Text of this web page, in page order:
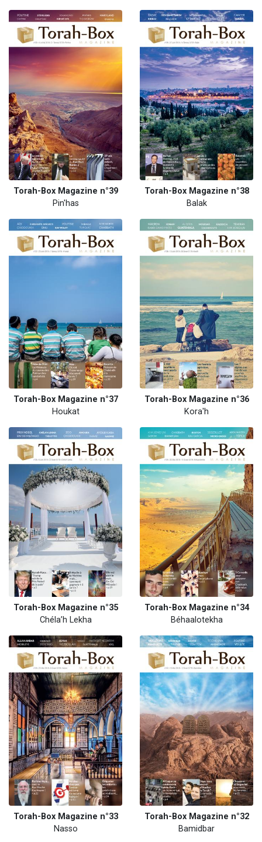
Torah-Box Magazine n°39
Pin'has
Torah-Box Magazine n°38
Balak
Torah-Box Magazine n°37
Houkat
Torah-Box Magazine n°36
Kora'h
Torah-Box Magazine n°35
Chéla’h Lekha
Torah-Box Magazine n°34
Béhaalotekha
Torah-Box Magazine n°33
Nasso
Torah-Box Magazine n°32
Bamidbar